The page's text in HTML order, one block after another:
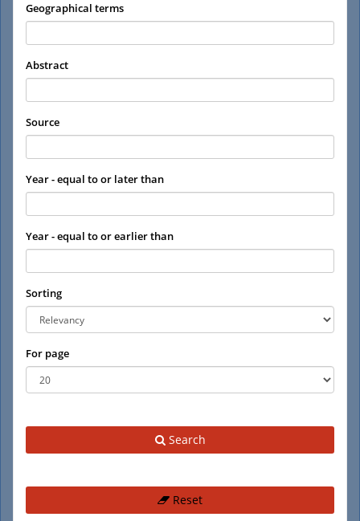
Geographical terms
Abstract
Source
Year - equal to or later than
Year - equal to or earlier than
Sorting
For page
Search
Reset